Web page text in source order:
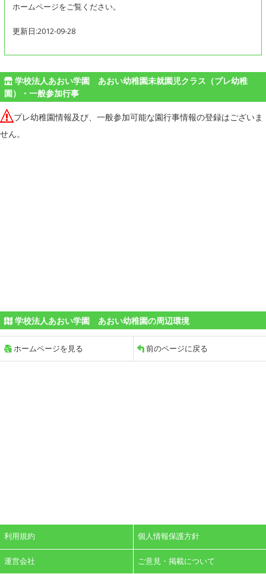
ホームページをご覧ください。
更新日:2012-09-28
学校法人あおい学園 あおい幼稚園未就園児クラス（プレ幼稚
園）・一般参加行事
プレ幼稚園情報及び、一般参加可能な園行事情報の登録はございま
せん。
学校法人あおい学園 あおい幼稚園の周辺環境
ホームページを見る 前のページに戻る
利用規約 個人情報保護方針
運営会社 ご意見・掲載について